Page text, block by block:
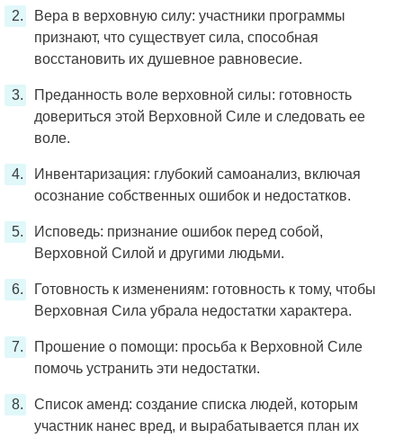
Вера в верховную силу: участники программы
признают, что существует сила, способная
восстановить их душевное равновесие.
Преданность воле верховной силы: готовность
довериться этой Верховной Силе и следовать ее
воле.
Инвентаризация: глубокий самоанализ, включая
осознание собственных ошибок и недостатков.
Исповедь: признание ошибок перед собой,
Верховной Силой и другими людьми.
Готовность к изменениям: готовность к тому, чтобы
Верховная Сила убрала недостатки характера.
Прошение о помощи: просьба к Верховной Силе
помочь устранить эти недостатки.
Список аменд: создание списка людей, которым
участник нанес вред, и вырабатывается план их